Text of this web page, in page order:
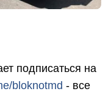
подписаться на
bloknotmd - все